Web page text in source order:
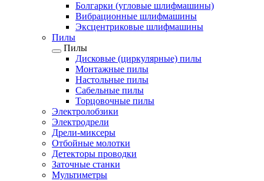
Болгарки (угловые шлифмашины)
Вибрационные шлифмашины
Эксцентриковые шлифмашины
Пилы
Пилы
Дисковые (циркулярные) пилы
Монтажные пилы
Настольные пилы
Сабельные пилы
Торцовочные пилы
Электролобзики
Электродрели
Дрели-миксеры
Отбойные молотки
Детекторы проводки
Заточные станки
Мультиметры